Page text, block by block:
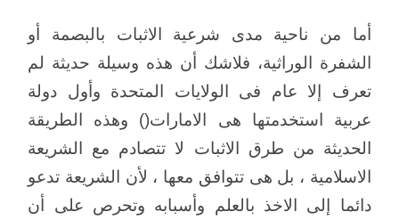
أما من ناحية مدى شرعية الاثبات بالبصمة أو
الشفرة الوراثية، فلاشك أن هذه وسيلة حديثة لم
تعرف إلا عام فى الولايات المتحدة وأول دولة
عربية استخدمتها هى الامارات() وهذه الطريقة
الحديثة من طرق الاثبات لا تتصادم مع الشريعة
الاسلامية ، بل هى تتوافق معها ، لأن الشريعة تدعو
دائما إلى الاخذ بالعلم وأسبابه وتحرص على أن